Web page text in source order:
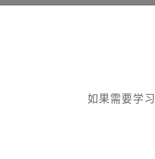
如果需要学